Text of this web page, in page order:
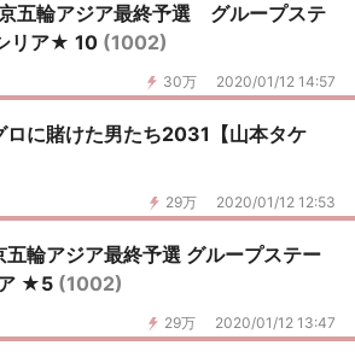
五輪アジア最終予選 グループステ
リア★ 10 (1002)
30万 2020/01/12 14:57
ロに賭けた男たち2031【山本タケ
29万 2020/01/12 12:53
五輪アジア最終予選 グループステー
★5 (1002)
29万 2020/01/12 13:47